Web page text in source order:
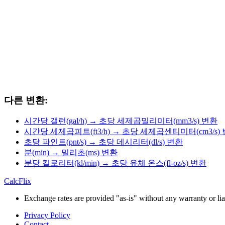
다른 변환:
시간당 갤런(gal/h) → 초당 세제곱밀리미터(mm3/s) 변환
시간당 세제곱피트(ft3/h) → 초당 세제곱센티미터(cm3/s)
초당 파인트(pnt/s) → 초당 데시리터(dl/s) 변환
분(min) → 밀리초(ms) 변환
분당 킬로리터(kl/min) → 초당 유체 온스(fl-oz/s) 변환
CalcFlix
Exchange rates are provided "as-is" without any warranty or
Privacy Policy